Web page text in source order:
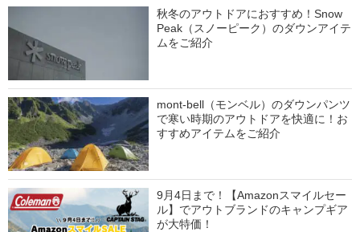
秋冬のアウトドアにおすすめ！Snow
Peak（スノーピーク）のダウンアイテ
ムをご紹介
mont-bell（モンベル）のダウンパンツ
で寒い時期のアウトドアを快適に！お
すすめアイテムをご紹介
9月4日まで！【Amazonスマイルセー
ル】でアウトブランドのキャンプギア
が大特価！